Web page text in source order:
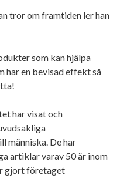
tror om framtiden ler han
som kan hjälpa
har en bevisad effekt så
har visat och
människa. De har
artiklar varav 50 är inom
gjort företaget